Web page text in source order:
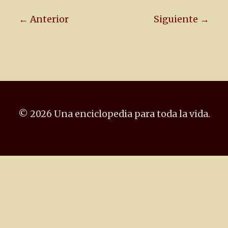
← Anterior Siguiente →
© 2026 Una enciclopedia para toda la vida.